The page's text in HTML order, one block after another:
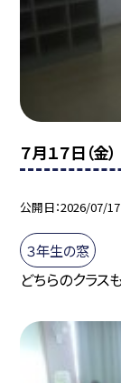
７月１７日（金
公開日 2026/07/17
３年生の窓
どちらのクラス